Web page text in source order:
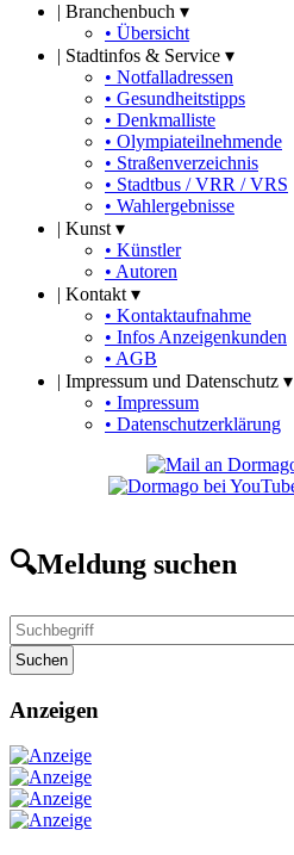
| Branchenbuch ▾
• Übersicht
| Stadtinfos & Service ▾
• Notfalladressen
• Gesundheitstipps
• Denkmalliste
• Olympiateilnehmende
• Straßenverzeichnis
• Stadtbus / VRR / VRS
• Wahlergebnisse
| Kunst ▾
• Künstler
• Autoren
| Kontakt ▾
• Kontaktaufnahme
• Infos Anzeigenkunden
• AGB
| Impressum und Datenschutz ▾
• Impressum
• Datenschutzerklärung
🔍Meldung suchen
Suchen
Anzeigen